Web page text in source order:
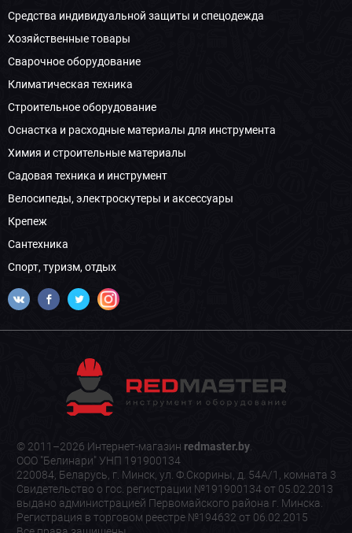
Средства индивидуальной защиты и спецодежда
Хозяйственные товары
Сварочное оборудование
Климатическая техника
Строительное оборудование
Оснастка и расходные материалы для инструмента
Химия и строительные материалы
Садовая техника и инструмент
Велосипеды, электроскутеры и аксессуары
Крепеж
Сантехника
Спорт, туризм, отдых
© 2011–2026 Интернет-магазин redmaster.by.
ООО "Белинари" УНП 191900134
220084, Беларусь, г. Минск, ул. Ф.Скорины, д. 54А/1, комната 3
Свидетельство о гос. регистрации №191900134 от 05.02.2013
выдано администрацией Первомайского района г. Минска.
Регистрация в торговом реестре №194632 от 06.02.2015